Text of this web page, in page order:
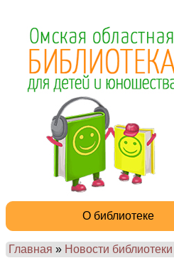
О библиотеке
Главная » Новости